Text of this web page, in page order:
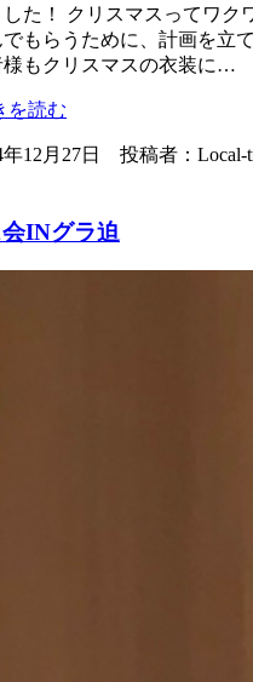
た！ クリスマスってワク
もらうために、計画を立
様もクリスマスの衣装に…
を読む
年12月27日 投稿者：Local-
INグラ迫